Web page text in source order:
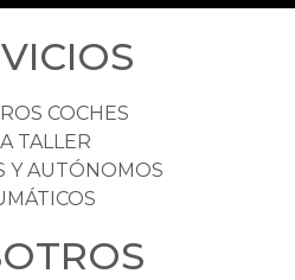
COCHES
TALLER
Y AUTÓNOMOS